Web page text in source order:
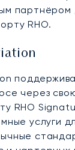
партнёром
RHO.
через
RHO
услуги